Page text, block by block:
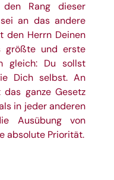
Rang dieser
an das andere
den Herrn Deinen
größte und erste
gleich: Du sollst
Dich selbst. An
ganze Gesetz
in jederanderen
Ausübung von
absolute Priorität.